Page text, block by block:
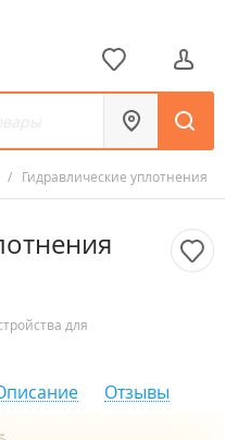
/ Гидравлические уплотнения
для
Отзывы